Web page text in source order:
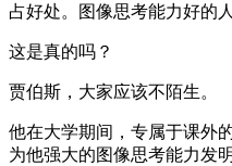
占好处。图像思考能力好的
这是真的吗？
贾伯斯，大家应该不陌生。
他在大学期间，专属于课外
为他强大的图像思考能力发